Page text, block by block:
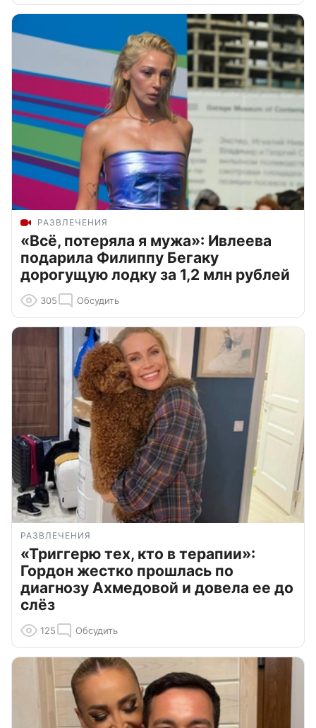
РАЗВЛЕЧЕНИЯ
«Всё, потеряла я мужа»: Ивлеева
подарила Филиппу Бегаку
дорогущую лодку за 1,2 млн рублей
305 Обсудить
РАЗВЛЕЧЕНИЯ
«Триггерю тех, кто в терапии»:
Гордон жестко прошлась по
диагнозу Ахмедовой и довела ее до
слёз
125 Обсудить